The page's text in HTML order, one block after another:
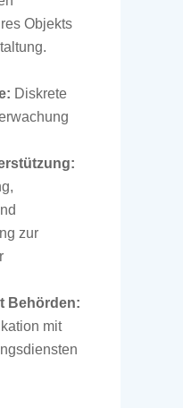
Objekts
Diskrete
zur
Behörden:
mit